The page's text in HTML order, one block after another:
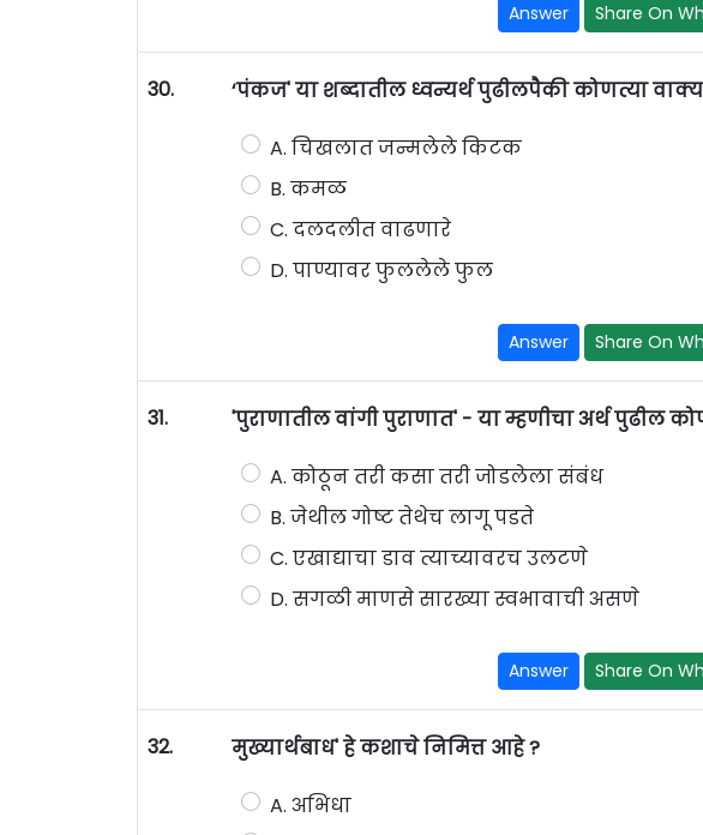
Answer Share On
30. ‘पंकज' या शब्दातील ध्वन्यर्थ पुढीलपैकी कोणत्या
A. चिखलात जन्मलेले किटक
B. कमळ
C. दलदलीत वाढणारे
D. पाण्यावर फुललेले फुल
Answer Share On
31. 'पुराणातील वांगी पुराणात' - या म्हणीचा अर्थ पुढील
A. कोठून तरी कसा तरी जोडलेला संबंध
B. जेथील गोष्ट तेथेच लागू पडते
C. एखाद्याचा डाव त्याच्यावरच उलटणे
D. सगळी माणसे सारख्या स्वभावाची असणे
Answer Share On
32. मुख्यार्थबाध' हे कशाचे निमित्त आहे ?
A. अभिधा